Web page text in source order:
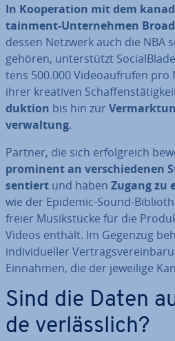
In Ko­ope­ra­ti­on mit dem
tain­ment-Un­ter­neh­men
dessen Netzwerk auch die NBA
gehören, un­ter­stützt
tens 500.000 Vi­deo­auf­ru­fen pro
ihrer kreativen
duk­ti­on bis hin zur
ver­wal­tung.
Partner, die sich er­folg­reich
prominent an ver­schie­de­nen
sen­tiert und haben Zugang zu
wie der Epidemic-Sound-
frei­er Mu­sik­stü­cke für die
Videos enthält. Im Gegenzug
in­di­vi­du­el­ler
Einnahmen, die der jeweilige
Sind die Daten
de ver­läss­lich?